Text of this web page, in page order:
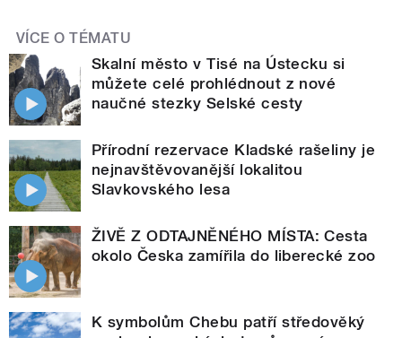
VÍCE O TÉMATU
Skalní město v Tisé na Ústecku si
můžete celé prohlédnout z nové
naučné stezky Selské cesty
Přírodní rezervace Kladské rašeliny je
nejnavštěvovanější lokalitou
Slavkovského lesa
ŽIVĚ Z ODTAJNĚNÉHO MÍSTA: Cesta
okolo Česka zamířila do liberecké zoo
K symbolům Chebu patří středověký